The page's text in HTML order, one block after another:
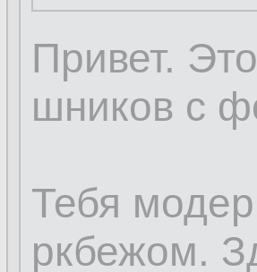
Привет.
шников с
Тебя
ркбежом.